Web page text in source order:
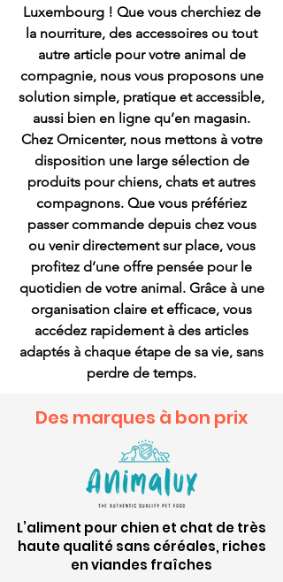
Luxembourg ! Que vous cherchiez de
la nourriture, des accessoires ou tout
autre article pour votre animal de
compagnie, nous vous proposons une
solution simple, pratique et accessible,
aussi bien en ligne qu’en magasin.
Chez Ornicenter, nous mettons à votre
disposition une large sélection de
produits pour chiens, chats et autres
compagnons. Que vous préfériez
passer commande depuis chez vous
ou venir directement sur place, vous
profitez d’une offre pensée pour le
quotidien de votre animal. Grâce à une
organisation claire et efficace, vous
accédez rapidement à des articles
adaptés à chaque étape de sa vie, sans
perdre de temps.
Des marques à bon prix
L’aliment pour chien et chat de très
haute qualité sans céréales, riches
en viandes fraîches